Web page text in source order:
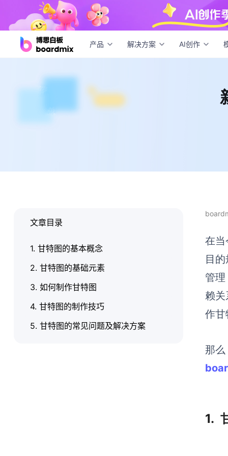
产品 解决方案 AI创作
新手
在当
目
管理
赖关
作甘
那
1.
文章目录
1. 甘特图的基本概念
2. 甘特图的基础元素
3. 如何制作甘特图
4. 甘特图的制作技巧
5. 甘特图的常见问题及解决方案